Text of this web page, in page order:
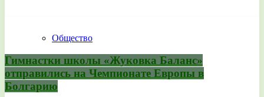
Общество
Гимнастки школы «Жуковка Баланс»
отправились на Чемпионате Европы в
Болгарию